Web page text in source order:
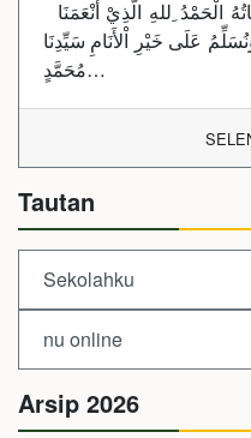
عَلَى خَيْرِ اْلأَنَامِ سَيِّدِنَا
مُحَمَّدٍ…
Tautan
Sekolahku
nu online
Arsip 2026